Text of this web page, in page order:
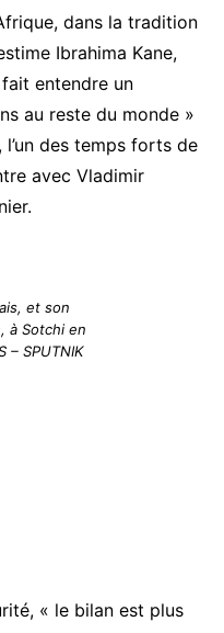
dans la tradition
Ibrahima Kane,
entendre un
au reste du monde »
des temps forts de
avec Vladimir
et son
à Sotchi en
– SPUTNIK
« le bilan est plus